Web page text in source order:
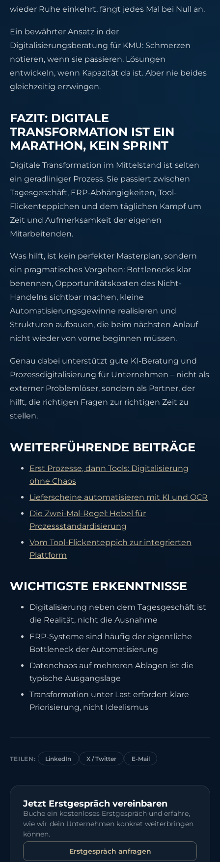
wieder Ruhe einkehrt, fängt jedes Mal bei Null an.
Ein bewährter Ansatz in der
Digitalisierungsberatung für KMU: Schmerzen
notieren, wenn sie passieren. Lösungen
entwickeln, wenn Kapazität da ist. Aber nie beides
gleichzeitig erzwingen.
FAZIT: DIGITALE
TRANSFORMATION IST EIN
MARATHON, KEIN SPRINT
Digitale Transformation im Mittelstand ist selten
ein geradliniger Prozess. Sie passiert zwischen
Tagesgeschäft, ERP-Abhängigkeiten, Tool-
Flickenteppichen und dem täglichen Kampf um
Zeit und Aufmerksamkeit der eigenen
Mitarbeitenden.
Was hilft, ist kein perfekter Masterplan, sondern
ein pragmatisches Vorgehen: Bottlenecks klar
benennen, Opportunitätskosten des Nicht-
Handelns sichtbar machen, kleine
Automatisierungsgewinne realisieren und
Strukturen aufbauen, die beim nächsten Anlauf
nicht wieder von vorne beginnen müssen.
Genau dabei unterstützt gute KI-Beratung und
Prozessdigitalisierung für Unternehmen – nicht als
externer Problemlöser, sondern als Partner, der
hilft, die richtigen Fragen zur richtigen Zeit zu
stellen.
WEITERFÜHRENDE BEITRÄGE
Erst Prozesse, dann Tools: Digitalisierung
ohne Chaos
Lieferscheine automatisieren mit KI und OCR
Die Zwei-Mal-Regel: Hebel für
Prozessstandardisierung
Vom Tool-Flickenteppich zur integrierten
Plattform
WICHTIGSTE ERKENNTNISSE
Digitalisierung neben dem Tagesgeschäft ist
die Realität, nicht die Ausnahme
ERP-Systeme sind häufig der eigentliche
Bottleneck der Automatisierung
Datenchaos auf mehreren Ablagen ist die
typische Ausgangslage
Transformation unter Last erfordert klare
Priorisierung, nicht Idealismus
TEILEN: LinkedIn X / Twitter E-Mail
Jetzt Erstgespräch vereinbaren
Buche ein kostenloses Erstgespräch und erfahre,
wie wir dein Unternehmen konkret weiterbringen
können.
Erstgespräch anfragen